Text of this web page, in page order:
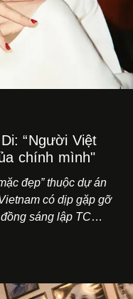
“Người Việt
chính mình"
đẹp” thuộc dự án
có dịp gặp gỡ
sáng lập TC